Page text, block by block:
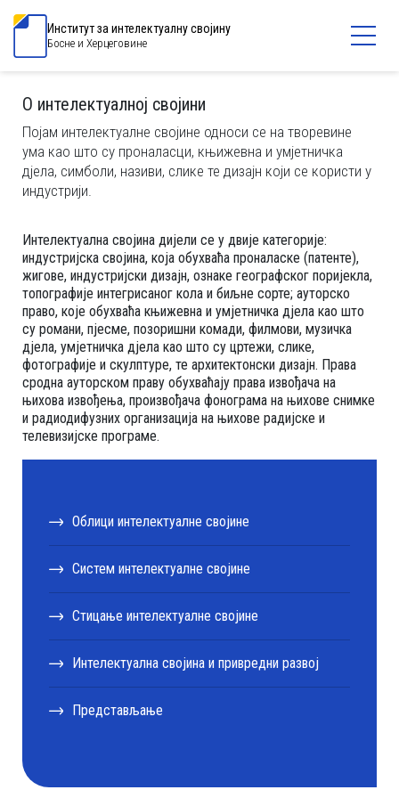
Институт за интелектуалну својину
Босне и Херцеговине
О интелектуалној својини
Појам интелектуалне својине односи се на творевине
ума као што су проналасци, књижевна и умјетничка
дјела, симболи, називи, слике те дизајн који се користи у
индустрији.
Интелектуална својина дијели се у двије категорије:
индустријска својина, која обухваћа проналаске (патенте),
жигове, индустријски дизајн, ознаке географског поријекла,
топографије интегрисаног кола и биљне сорте; ауторско
право, које обухваћа књижевна и умјетничка дјела као што
су романи, пјесме, позоришни комади, филмови, музичка
дјела, умјетничка дјела као што су цртежи, слике,
фотографије и скулптуре, те архитектонски дизајн. Права
сродна ауторском праву обухваћају права извођача на
њихова извођења, произвођача фонограма на њихове снимке
и радиодифузних организација на њихове радијске и
телевизијске програме.
Облици интелектуалне својине
Систем интелектуалне својине
Стицање интелектуалне својине
Интелектуална својина и привредни развој
Представљање